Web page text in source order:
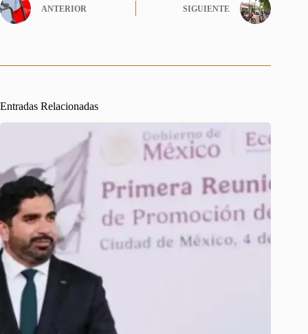
ANTERIOR SIGUIENTE
Entradas Relacionadas